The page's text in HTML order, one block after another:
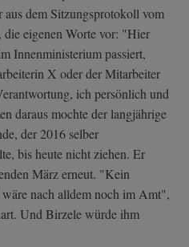
dem Sitzungsprotokoll vom
die eigenen Worte vor: "Hier
Innenministerium passiert,
X oder der Mitarbeiter
ich persönlich und
daraus mochte der langjährige
der 2016 selber
bis heute nicht ziehen. Er
März erneut. "Kein
nach alldem noch im Amt",
Und Birzele würde ihm